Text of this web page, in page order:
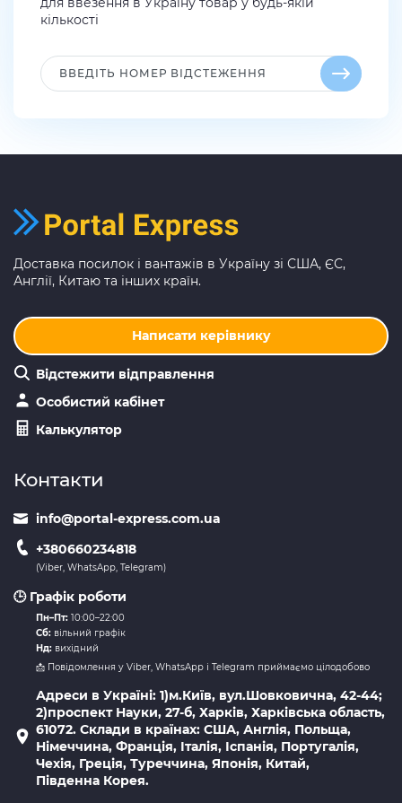
кількості
Доставка посилок і вантажів в Україну зі США, ЄС,
Англії, Китаю та інших країн.
Написати керівнику
Відстежити відправлення
Особистий кабінет
Калькулятор
Контакти
info@portal-express.com.ua
+380660234818
(Viber, WhatsApp, Telegram)
🕒 Графік роботи
Пн–Пт: 10:00–22:00
Сб: вільний графік
Нд: вихідний
📩 Повідомлення у Viber, WhatsApp і Telegram приймаємо цілодобово
Адреси в Україні: 1)м.Київ, вул.Шовковична, 42-44;
2)проспект Науки, 27-б, Харків, Харківська область,
61072. Склади в країнах: США, Англія, Польща,
Німеччина, Франція, Італія, Іспанія, Португалія,
Чехія, Греція, Туреччина, Японія, Китай,
Південна Корея.